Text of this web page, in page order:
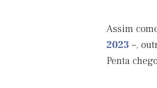
Assim
2023 –,
Penta